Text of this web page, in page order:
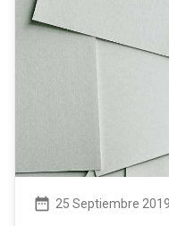
date_range 25 Septiembre 2019